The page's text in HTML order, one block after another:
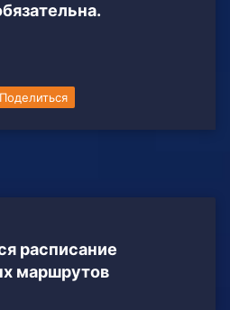
Поделиться
расписание
маршрутов